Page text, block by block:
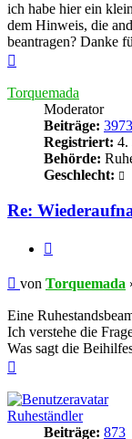
ich habe hier ein
dem Hinweis, die
beantragen? Danke
Torquemada
Moderator
Beiträge: 3973
Registriert: 4.
Behörde:
Geschlecht:
Re:
Beitrag
von Torquemada
Eine
Ich verstehe die
Was sagt die
Ruheständler
Beiträge: 873